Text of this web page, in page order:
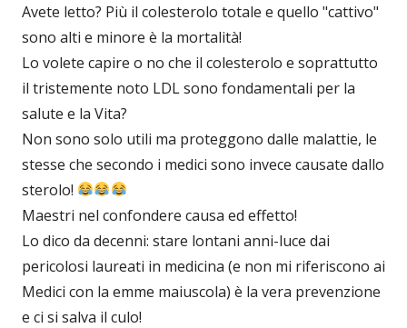
Avete letto? Più il colesterolo totale e quello "cattivo"
sono alti e minore è la mortalità!
Lo volete capire o no che il colesterolo e soprattutto
il tristemente noto LDL sono fondamentali per la
salute e la Vita?
Non sono solo utili ma proteggono dalle malattie, le
stesse che secondo i medici sono invece causate dallo
sterolo!
Maestri nel confondere causa ed effetto!
Lo dico da decenni: stare lontani anni-luce dai
pericolosi laureati in medicina (e non mi riferiscono ai
Medici con la emme maiuscola) è la vera prevenzione
e ci si salva il culo!